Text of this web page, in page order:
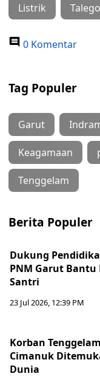
Listrik
0 Komentar
Tag Populer
Garut
Keagamaan
Tenggelam
Berita Populer
Dukung
PNM Garut
Santri
23 Jul 2026, 12:39 PM
Korban
Cimanuk
Dunia